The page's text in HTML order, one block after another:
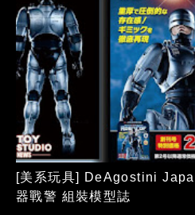
[美系玩具] DeAgostini
器戰警 組裝模型誌